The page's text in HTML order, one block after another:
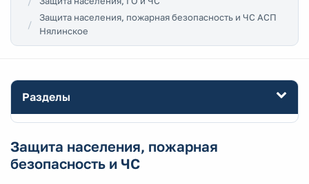
Защита населения, пожарная безопасность и ЧС АСП
Нялинское
Разделы
Защита населения, пожарная
безопасность и ЧС